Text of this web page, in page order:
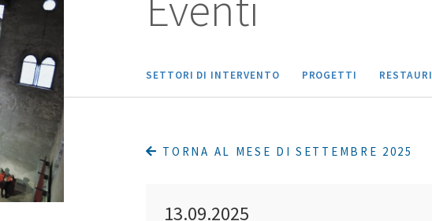
SETTORI DI INTERVENTO PROGETTI RESTAURI
TORNA AL MESE DI SETTEMBRE 2025
13.09.2025